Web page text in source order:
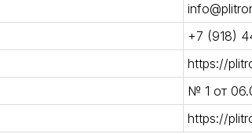
+7 (918)
https://
№ 1 от
https://